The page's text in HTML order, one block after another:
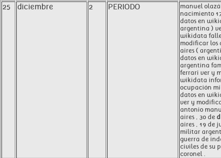
25 diciembre 2 PERIODO
manuel
nacimiento
datos en
argentina )
wikidata
modificar los
aires (
datos en
argentina
ferrari ver y
wikidata
ocupación
datos en
ver y
antonio
aires , 30 de
aires , 19 de
militar
guerra de
civiles de su
coronel .